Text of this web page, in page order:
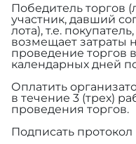
Победитель торгов
участник, давший
лота), т.е.
возмещает затраты
проведение торгов
календарных дней
Оплатить
в течение 3 (трех)
проведения торгов.
Подписать протокол